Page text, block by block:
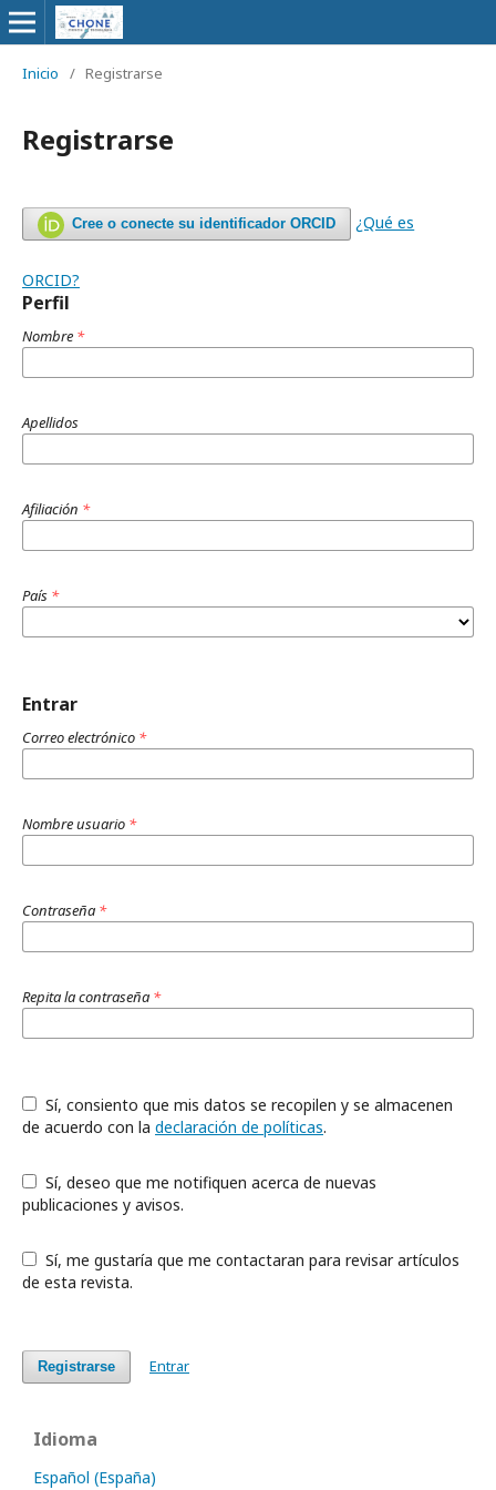
Inicio / Registrarse
Registrarse
Cree o conecte su identificador ORCID ¿Qué es
ORCID?
Perfil
Nombre *
Apellidos
Afiliación *
País *
Entrar
Correo electrónico *
Nombre usuario *
Contraseña *
Repita la contraseña *
de acuerdo con la declaración de políticas.
publicaciones y avisos.
de esta revista.
Registrarse Entrar
Idioma
Español (España)